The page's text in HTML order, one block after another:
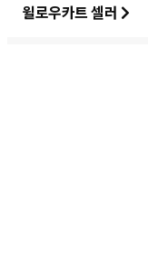
윌로우카트 셀러